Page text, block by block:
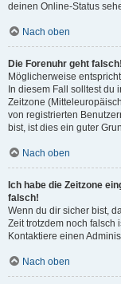
deinen Online-Status
Nach oben
Die Forenuhr geht falsch!
Möglicherweise
In diesem Fall solltest du
Zeitzone
von registrierten
bist, ist dies ein guter
Nach oben
Ich habe die Zeitzone
falsch!
Wenn du dir sicher bist,
Zeit trotzdem noch falsch
Kontaktiere einen
Nach oben